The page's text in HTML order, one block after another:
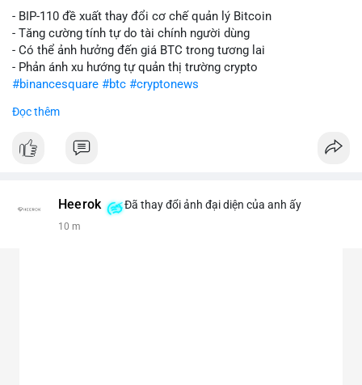
- BIP-110 đề xuất thay đổi cơ chế quản lý Bitcoin
- Tăng cường tính tự do tài chính người dùng
- Có thể ảnh hưởng đến giá BTC trong tương lai
- Phản ánh xu hướng tự quản thị trường crypto
#binancesquare #btc #cryptonews
$btc
#vlikevn #titanbot
Đọc thêm
Heerok Đã thay đổi ảnh đại diện của anh ấy
10 m